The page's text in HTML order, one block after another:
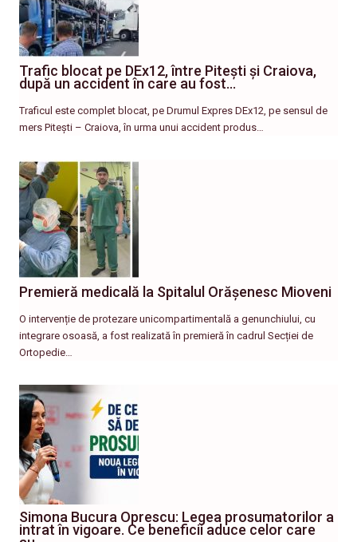
Trafic blocat pe DEx12, între Pitești și Craiova,
după un accident în care au fost…
Traficul este complet blocat, pe Drumul Expres DEx12, pe sensul de
mers Pitești – Craiova, în urma unui accident produs…
Premieră medicală la Spitalul Orășenesc Mioveni
O intervenție de protezare unicompartimentală a genunchiului, cu
integrare osoasă, a fost realizată în premieră în cadrul Secției de
Ortopedie…
Simona Bucura Oprescu: Legea prosumatorilor a
intrat în vigoare. Ce beneficii aduce celor care